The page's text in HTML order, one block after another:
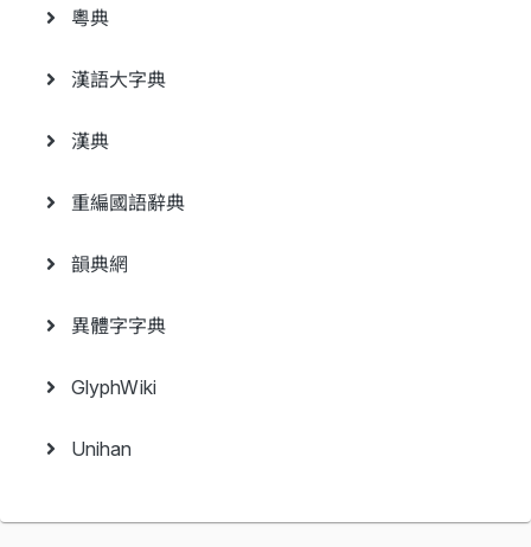
粵典
漢語大字典
漢典
重編國語辭典
韻典網
異體字字典
GlyphWiki
Unihan